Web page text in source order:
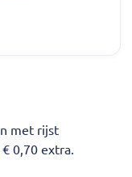
met rijst
0,70 extra.